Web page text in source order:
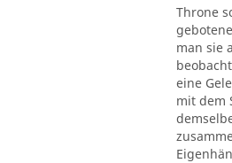
Throne
man sie
eine
mit dem